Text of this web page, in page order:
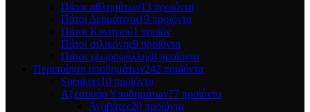
Πάτοι αθλημάτων13 προϊόντα
Πάτοι Δερμάτινοι19 προϊόντα
Πάτοι Κυνηγιού1 προϊόν
Πάτοι σιλικόνης9 προϊόντα
Πάτοι χλωροφύλλης8 προϊόντα
Περιποίηση υποδημάτων242 προϊόντα
Sneakers10 προϊόντα
Αξεσουάρ Υποδημάτων77 προϊόντα
Αναβάτες20 προϊόντα